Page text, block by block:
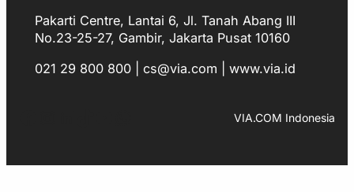
Pakarti Centre, Lantai 6, Jl. Tanah Abang III
No.23-25-27, Gambir, Jakarta Pusat 10160
021 29 800 800 | cs@via.com | www.via.id
VIA.COM Indonesia